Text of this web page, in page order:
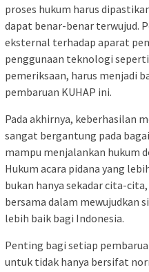
proses hukum harus
dapat benar-benar terwujud.
eksternal terhadap aparat
penggunaan teknologi
pemeriksaan, harus menjadi
pembaruan KUHAP ini.
Pada akhirnya, keberhasilan
sangat bergantung pada
mampu menjalankan hukum
Hukum acara pidana yang
bukan hanya sekadar cita-
bersama dalam mewujudkan
lebih baik bagi Indonesia.
Penting bagi setiap
untuk tidak hanya bersifat